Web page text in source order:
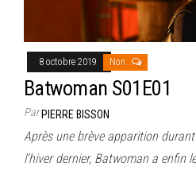
8 octobre 2019 Non
Batwoman S01E01
ParPIERRE BISSON
Après une brève apparition
l’hiver dernier, Batwoman a enfin